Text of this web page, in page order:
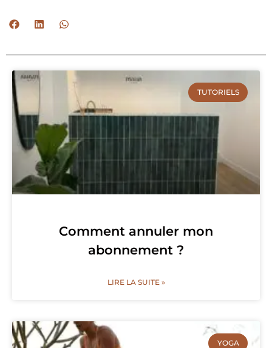
TUTORIELS
Comment annuler mon
abonnement ?
LIRE LA SUITE »
YOGA